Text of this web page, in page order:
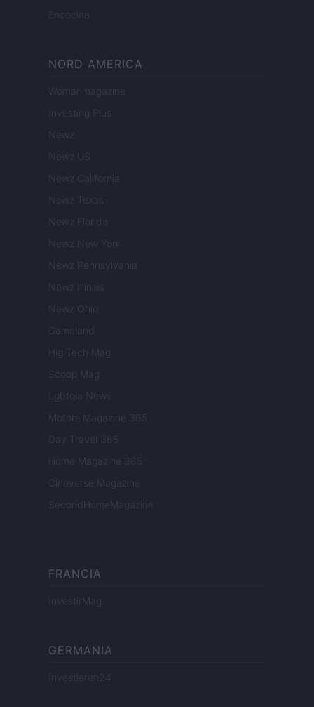
Encocina
NORD AMERICA
Womanmagazine
Investing Plus
Newz
Newz US
Newz California
Newz Texas
Newz Florida
Newz New York
Newz Pennsylvania
Newz Illinois
Newz Ohio
Gameland
Hig Tech Mag
Scoop Mag
Lgbtqia News
Motors Magazine 365
Day Travel 365
Home Magazine 365
Cineverse Magazine
SecondHomeMagazine
FRANCIA
InvestirMag
GERMANIA
Investieren24